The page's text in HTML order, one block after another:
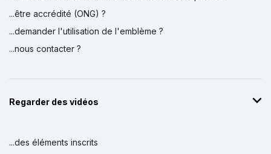
...être accrédité (ONG) ?
...demander l'utilisation de l'emblème ?
...nous contacter ?
Regarder des vidéos
...des éléments inscrits